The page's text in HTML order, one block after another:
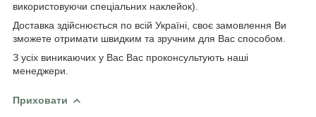
використовуючи спеціальних наклейок).
Доставка здійснюється по всій Україні, своє замовлення Ви
зможете отримати швидким та зручним для Вас способом.
З усіх виникаючих у Вас Вас проконсультують наші
менеджери.
Приховати